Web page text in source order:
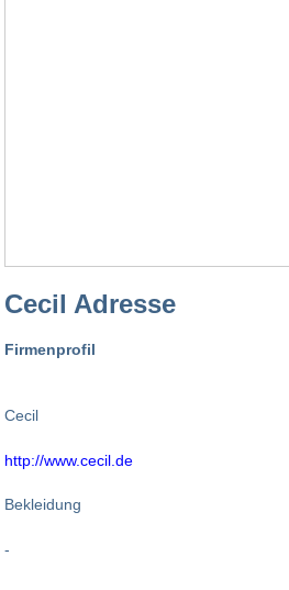
Cecil Adresse
Firmenprofil
Cecil
http://www.cecil.de
Bekleidung
-